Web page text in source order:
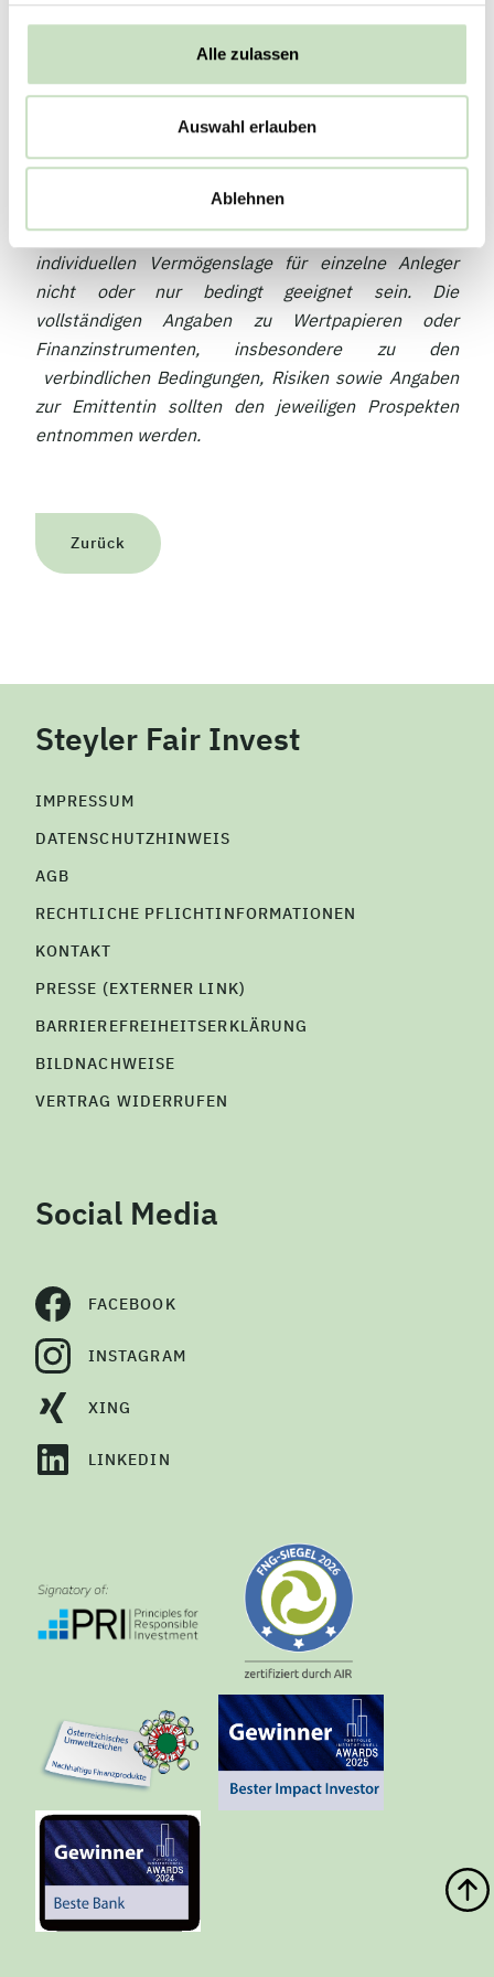
Alle zulassen
Auswahl erlauben
Ablehnen
Eine Investitionsentscheidung bezüglich bestimmter
Wertpapiere oder sonstiger Finanzinstrumente sollte
Anlageberatung dar und können deshalb je nach den
speziellen Anlagezielen, dem Anlagehorizont oder der
individuellen Vermögenslage für einzelne Anleger
nicht oder nur bedingt geeignet sein. Die
vollständigen Angaben zu Wertpapieren oder
Finanzinstrumenten, insbesondere zu den
verbindlichen Bedingungen, Risiken sowie Angaben
zur Emittentin sollten den jeweiligen Prospekten
entnommen werden.
Zurück
Steyler Fair Invest
IMPRESSUM
DATENSCHUTZHINWEIS
AGB
RECHTLICHE PFLICHTINFORMATIONEN
KONTAKT
PRESSE (EXTERNER LINK)
BARRIEREFREIHEITSERKLÄRUNG
BILDNACHWEISE
VERTRAG WIDERRUFEN
Social Media
FACEBOOK
INSTAGRAM
XING
LINKEDIN